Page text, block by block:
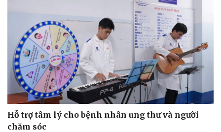
Hỗ trợ tâm lý cho bệnh nhân ung thư và người
chăm sóc